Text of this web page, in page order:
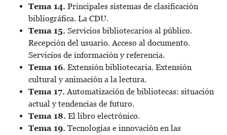
Tema 14. Principales sistemas de clasificación
bibliográfica. La CDU.
Tema 15. Servicios bibliotecarios al público.
Recepción del usuario. Acceso al documento.
Servicios de información y referencia.
Tema 16. Extensión bibliotecaria. Extensión
cultural y animación a la lectura.
Tema 17. Automatización de bibliotecas: situación
actual y tendencias de futuro.
Tema 18. El libro electrónico.
Tema 19. Tecnologías e innovación en las